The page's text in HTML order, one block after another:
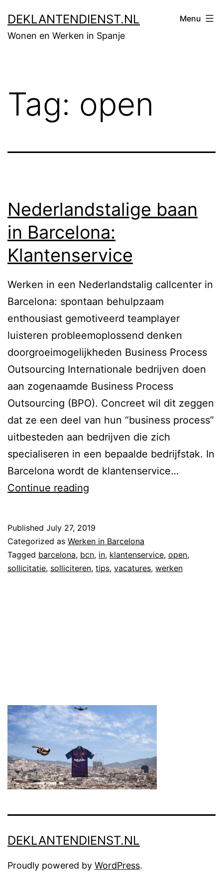
to
content
DEKLANTENDIENST.NL
Wonen en Werken in Spanje
Menu
Tag: open
Nederlandstalige baan
in Barcelona:
Klantenservice
Werken in een Nederlandstalig callcenter in
Barcelona: spontaan behulpzaam
enthousiast gemotiveerd teamplayer
luisteren probleemoplossend denken
doorgroeimogelijkheden Business Process
Outsourcing Internationale bedrijven doen
aan zogenaamde Business Process
Outsourcing (BPO). Concreet wil dit zeggen
dat ze een deel van hun “business process”
uitbesteden aan bedrijven die zich
specialiseren in een bepaalde bedrijfstak. In
Barcelona wordt de klantenservice…
Continue reading
e
r
l
i
g
e
b
a
a
n
B
Published July 27, 2019
Categorized as Werken in Barcelona
Tagged barcelona, bcn, in, klantenservice, open,
sollicitatie, solliciteren, tips, vacatures, werken
DEKLANTENDIENST.NL
Proudly powered by WordPress.